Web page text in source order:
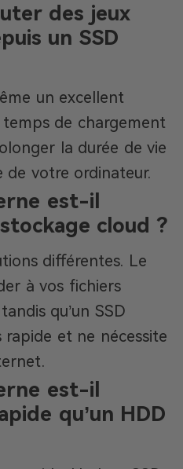
des jeux
un SSD
un excellent
de chargement
la durée de vie
de votre ordinateur.
est-il
cloud ?
différentes. Le
à vos fichiers
qu’un SSD
et ne nécessite
est-il
qu’un HDD